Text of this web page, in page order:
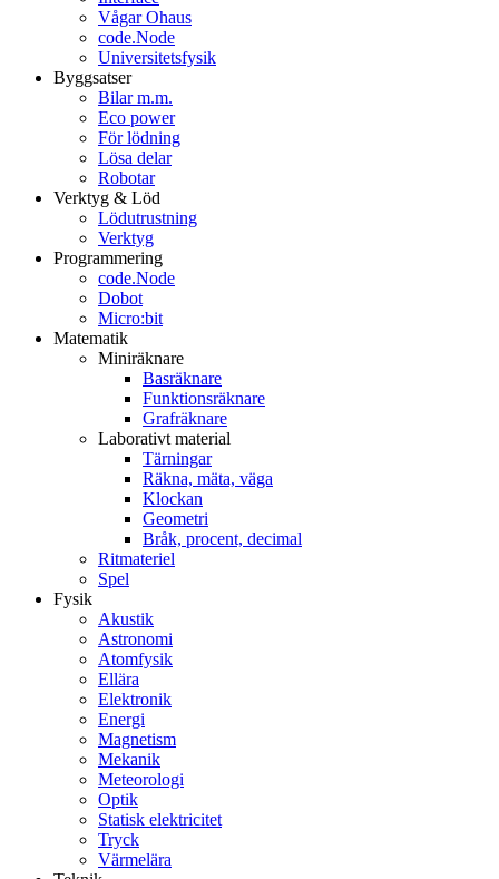
Vågar Ohaus
code.Node
Universitetsfysik
Byggsatser
Bilar m.m.
Eco power
För lödning
Lösa delar
Robotar
Verktyg & Löd
Lödutrustning
Verktyg
Programmering
code.Node
Dobot
Micro:bit
Matematik
Miniräknare
Basräknare
Funktionsräknare
Grafräknare
Laborativt material
Tärningar
Räkna, mäta, väga
Klockan
Geometri
Bråk, procent, decimal
Ritmateriel
Spel
Fysik
Akustik
Astronomi
Atomfysik
Ellära
Elektronik
Energi
Magnetism
Mekanik
Meteorologi
Optik
Statisk elektricitet
Tryck
Värmelära